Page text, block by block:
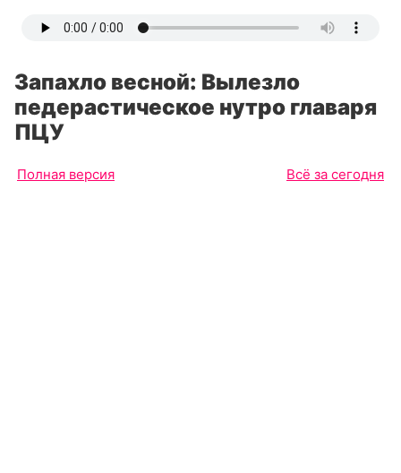
Запахло весной: Вылезло
педерастическое нутро главаря
ПЦУ
Полная версия Всё за сегодня